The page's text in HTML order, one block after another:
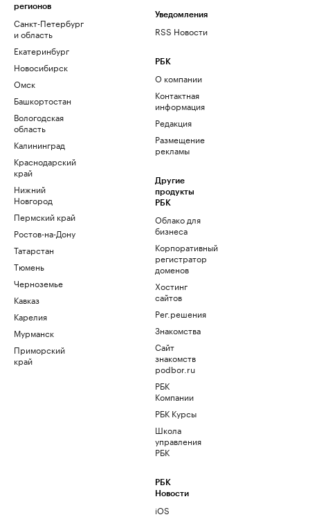
регионов
Санкт-Петербург
и область
Екатеринбург
Новосибирск
Омск
Башкортостан
Вологодская
область
Калининград
Краснодарский
край
Нижний
Новгород
Пермский край
Ростов-на-Дону
Татарстан
Тюмень
Черноземье
Кавказ
Карелия
Мурманск
Приморский
край
Уведомления
RSS Новости
РБК
О компании
Контактная
информация
Редакция
Размещение
рекламы
Другие
продукты
РБК
Облако для
бизнеса
Корпоративный
регистратор
доменов
Хостинг
сайтов
Рег.решения
Знакомства
Сайт
знакомств
podbor.ru
РБК
Компании
РБК Курсы
Школа
управления
РБК
РБК
Новости
iOS